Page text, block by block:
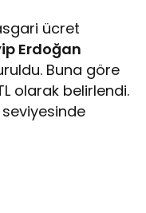
ücret
Erdoğan
Buna göre
olarak belirlendi.
seviyesinde